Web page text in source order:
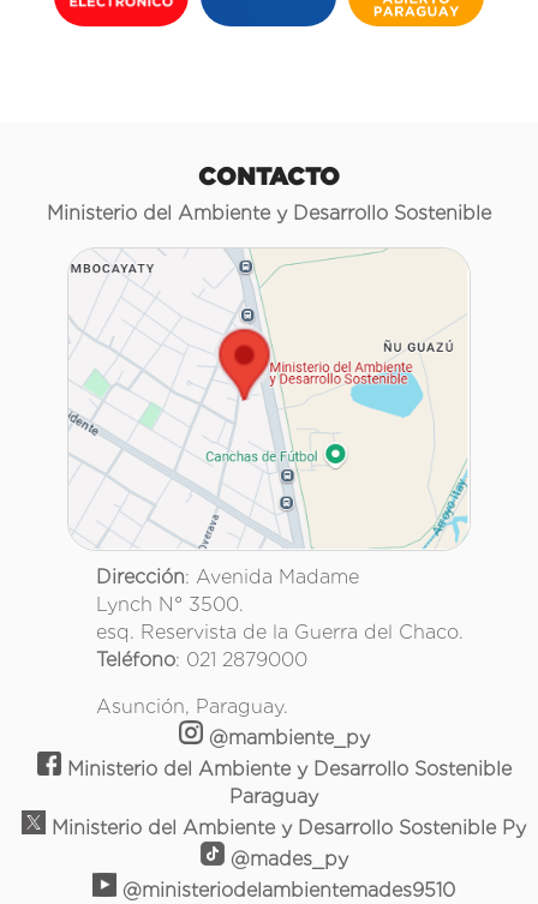
CONTACTO
Ministerio del Ambiente y Desarrollo Sostenible
Dirección: Avenida Madame
Lynch N° 3500.
esq. Reservista de la Guerra del Chaco.
Teléfono: 021 2879000
Asunción, Paraguay.
@mambiente_py
Ministerio del Ambiente y Desarrollo Sostenible
Paraguay
Ministerio del Ambiente y Desarrollo Sostenible Py
@mades_py
@ministeriodelambientemades9510